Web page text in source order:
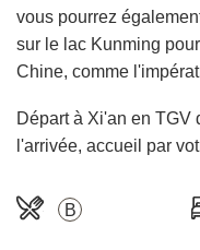
vous pourrez
sur le lac Kunming
Chine, comme
Départ à Xi'an en TGV
l'arrivée, accueil par
B